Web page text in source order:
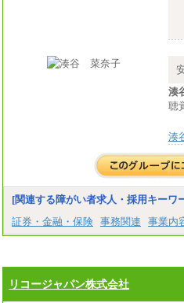
湊
聴
湊
[関連する障がい者求人・採用キーワ
証券・金融・保険 事務関連 事業内
リコージャパン株式会社